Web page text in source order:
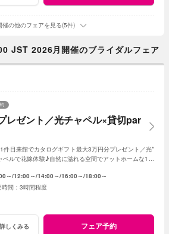
催の他のフェアを見る(5件)
JST 2026月開催のブライダルフェア
レゼント／光チャペル×貸切par
目来館でカタログギフト最大3万円分プレゼント／光*
ペルで花嫁体験♪自然に溢れる空間でアットホームな1日
～ 12:00～ 14:00～ 16:00～ 18:00～
3時間程度
詳しくみる フェア予約